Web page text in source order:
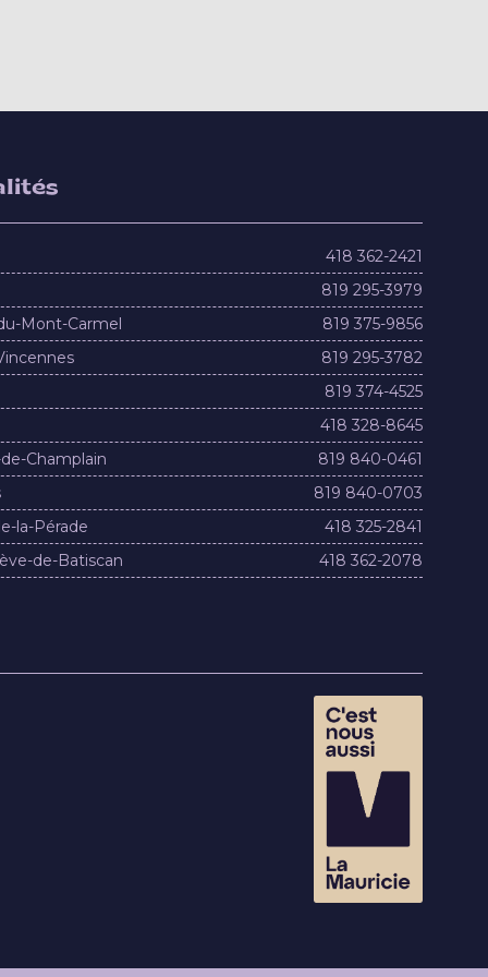
418 362-2421
819 295-3979
Mont-Carmel
819 375-9856
819 295-3782
819 374-4525
418 328-8645
Champlain
819 840-0461
819 840-0703
la-Pérade
418 325-2841
de-Batiscan
418 362-2078